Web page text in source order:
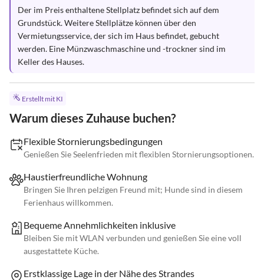
Der im Preis enthaltene Stellplatz befindet sich auf dem
Grundstück. Weitere Stellplätze können über den
Vermietungsservice, der sich im Haus befindet, gebucht
werden. Eine Münzwaschmaschine und -trockner sind im
Keller des Hauses.
Erstellt mit KI
Warum dieses Zuhause buchen?
Flexible Stornierungsbedingungen
Genießen Sie Seelenfrieden mit flexiblen Stornierungsoptionen.
Haustierfreundliche Wohnung
Bringen Sie Ihren pelzigen Freund mit; Hunde sind in diesem
Ferienhaus willkommen.
Bequeme Annehmlichkeiten inklusive
Bleiben Sie mit WLAN verbunden und genießen Sie eine voll
ausgestattete Küche.
Erstklassige Lage in der Nähe des Strandes